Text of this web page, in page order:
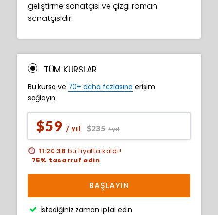
geliştirme sanatçısı ve çizgi roman
sanatçısıdır.
TÜM KURSLAR
Bu kursa ve 70+ daha fazlasına erişim
sağlayın
$59 / yıl $235/ yıl
11:20:37 bu fiyatta kaldı!
75% tasarruf edin
BAŞLAYIN
İstediğiniz zaman iptal edin